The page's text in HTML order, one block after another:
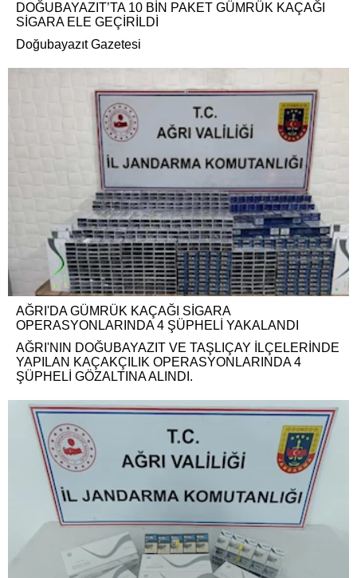
DOĞUBAYAZIT’TA 10 BİN PAKET GÜMRÜK KAÇAĞI
SİGARA ELE GEÇİRİLDİ
Doğubayazıt Gazetesi
AĞRI'DA GÜMRÜK KAÇAĞI SİGARA
OPERASYONLARINDA 4 ŞÜPHELİ YAKALANDI
AĞRI'NIN DOĞUBAYAZIT VE TAŞLIÇAY İLÇELERİNDE
YAPILAN KAÇAKÇILIK OPERASYONLARINDA 4
ŞÜPHELİ GÖZALTINA ALINDI.